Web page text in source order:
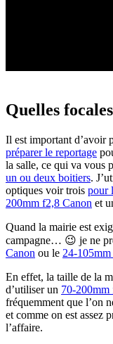
Quelles
Il est important d’avoir
préparer le reportage
la salle, ce qui va vous
un ou deux boitiers.
optiques voir trois pour
200mm f2,8 Canon et
Quand la mairie est
campagne… 😉 je ne
Canon ou le 24-
En effet, la taille de la
d’utiliser un 70-200mm
fréquemment que l’on
et comme on est assez
l’affaire.